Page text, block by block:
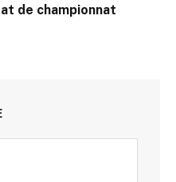
de championnat